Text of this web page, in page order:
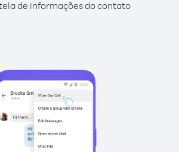
de informações do contato